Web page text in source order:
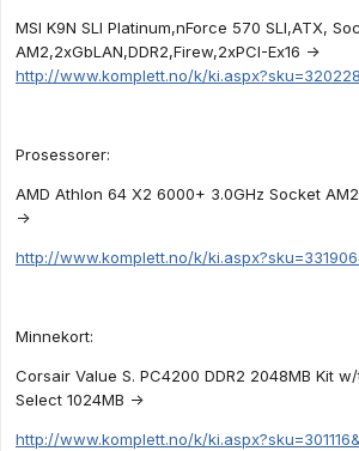
MSI K9N SLI Platinum,nForce 570 SLI,ATX,
AM2,2xGbLAN,DDR2,Firew,2xPCI-Ex16 ->
http://www.komplett.no/k/
Prosessorer:
AMD Athlon 64 X2 6000+ 3.0GHz Socket
->
http://www.komplett.no/k/
Minnekort:
Corsair Value S. PC4200 DDR2 2048MB Kit
Select 1024MB ->
http://www.komplett.no/k/